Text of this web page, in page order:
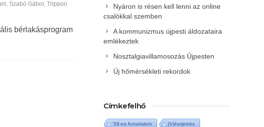
, Szabó Gábor,Trippon
bérlakásprogram
Nyáron is résen kell lenni az online
csalókkal szemben
A kommunizmus újpesti áldozataira
emlékeztek
Nosztalgiavillamosozás Újpesten
Új hőmérsékleti rekordok
Címkefelhő
'56-os forradalom (V)észjelzés